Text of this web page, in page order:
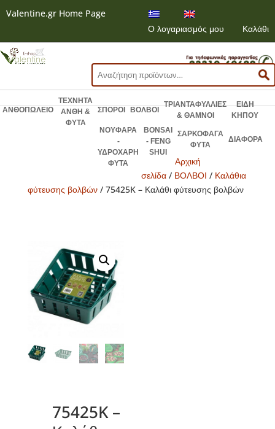
Valentine.gr Home Page
Ο λογαριασμός μου
Καλάθι
Αναζήτηση
για:
ΑΝΘΟΠΩΛΕΙΟ
ΤΕΧΝΗΤΑ
ΑΝΘΗ &
ΦΥΤΑ
ΣΠΟΡΟΙ ΒΟΛΒΟΙ
ΤΡΙΑΝΤΑΦΥΛΛΙΕΣ
& ΘΑΜΝΟΙ
ΕΙΔΗ
ΚΗΠΟΥ
ΝΟΥΦΑΡΑ
-
ΥΔΡΟΧΑΡΗ
ΦΥΤΑ
BONSAI
- FENG
SHUI
ΣΑΡΚΟΦΑΓΑ
ΦΥΤΑ
ΔΙΑΦΟΡΑ
Αρχική
σελίδα / ΒΟΛΒΟΙ / Καλάθια
φύτευσης βολβών/ 75425K – Καλάθι φύτευσης βολβών
75425K –